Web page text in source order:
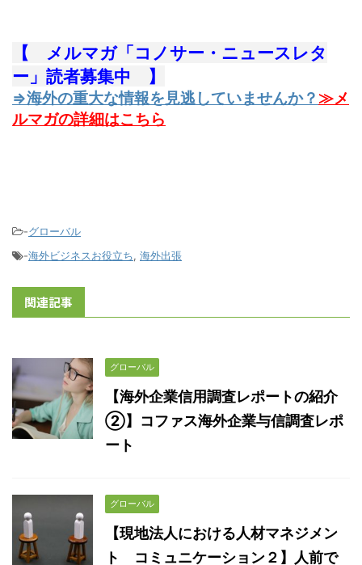
【 メルマガ「コノサー・ニュースレタ
ー」読者募集中 】
⇒海外の重大な情報を見逃していませんか？ ≫メ
ルマガの詳細はこちら
-グローバル
-海外ビジネスお役立ち, 海外出張
関連記事
グローバル
【海外企業信用調査レポートの紹介
②】コファス海外企業与信調査レポ
ート
グローバル
【現地法人における人材マネジメン
ト コミュニケーション２】人前で